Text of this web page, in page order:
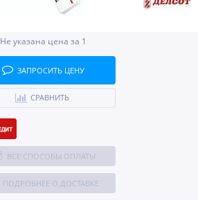
Не указана цена за 1
ЗАПРОСИТЬ ЦЕНУ
СРАВНИТЬ
ВСЕ СПОСОБЫ ОПЛАТЫ
ПОДРОБНЕЕ О ДОСТАВКЕ